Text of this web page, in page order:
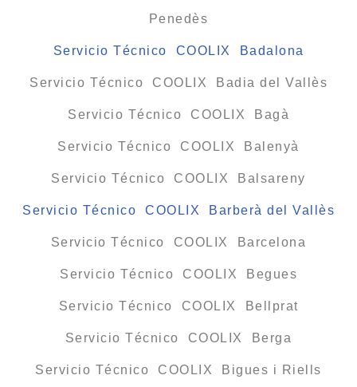
Penedès
Servicio Técnico COOLIX Badalona
Servicio Técnico COOLIX Badia del Vallès
Servicio Técnico COOLIX Bagà
Servicio Técnico COOLIX Balenyà
Servicio Técnico COOLIX Balsareny
Servicio Técnico COOLIX Barberà del Vallès
Servicio Técnico COOLIX Barcelona
Servicio Técnico COOLIX Begues
Servicio Técnico COOLIX Bellprat
Servicio Técnico COOLIX Berga
Servicio Técnico COOLIX Bigues i Riells